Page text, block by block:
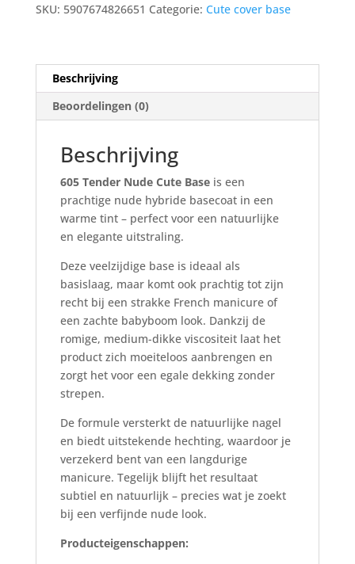
SKU: 5907674826651 Categorie: Cute cover base
Beschrijving
Beoordelingen (0)
Beschrijving
605 Tender Nude Cute Baseis een
prachtige nude hybride basecoat in een
warme tint – perfect voor een natuurlijke
en elegante uitstraling.
Deze veelzijdige base is ideaal als
basislaag, maar komt ook prachtig tot zijn
recht bij een strakke French manicure of
een zachte babyboom look. Dankzij de
romige, medium-dikke viscositeit laat het
product zich moeiteloos aanbrengen en
zorgt het voor een egale dekking zonder
strepen.
De formule versterkt de natuurlijke nagel
en biedt uitstekende hechting, waardoor je
verzekerd bent van een langdurige
manicure. Tegelijk blijft het resultaat
subtiel en natuurlijk – precies wat je zoekt
bij een verfijnde nude look.
Producteigenschappen: